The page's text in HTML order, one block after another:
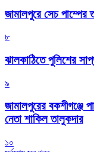
জামালপুরে সেচ পাম্পের
৮
‎ঝালকাঠিতে পুলিশের
৯
জামালপুরের বকশীগঞ্জে
নেতা শাকিল তালুকদার
১০